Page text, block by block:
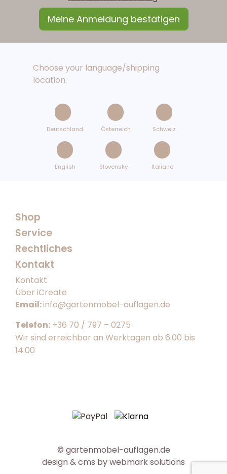
Choose your language/shipping
location:
Deutschland Österreich Schweiz
English Slovenský Italiano
Shop
Service
Rechtliches
Kontakt
Kontakt
Über iCreate
Email:info@gartenmobel-auflagen.de
Telefon: +36 70 / 797 – 0275
Wir sind erreichbar an Werktagen ab 6.00 bis
14.00
© gartenmobel-auflagen.de
design & cms bywebmark solutions